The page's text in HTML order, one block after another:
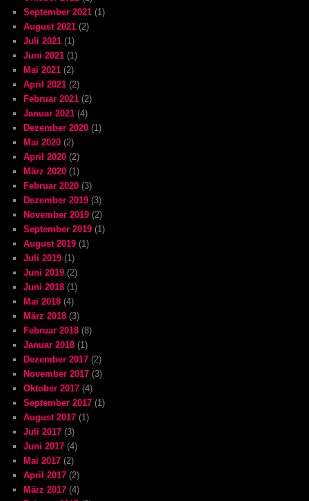
September 2021 (1)
August 2021 (2)
Juli 2021 (1)
Juni 2021 (1)
Mai 2021 (2)
April 2021 (2)
Februar 2021 (2)
Januar 2021 (4)
Dezember 2020 (1)
Mai 2020 (2)
April 2020 (2)
März 2020 (1)
Februar 2020 (3)
Dezember 2019 (3)
November 2019 (2)
September 2019 (1)
August 2019 (1)
Juli 2019 (1)
Juni 2019 (2)
Juni 2018 (1)
Mai 2018 (4)
März 2018 (3)
Februar 2018 (8)
Januar 2018 (1)
Dezember 2017 (2)
November 2017 (3)
Oktober 2017 (4)
September 2017 (1)
August 2017 (1)
Juli 2017 (3)
Juni 2017 (4)
Mai 2017 (2)
April 2017 (2)
März 2017 (4)